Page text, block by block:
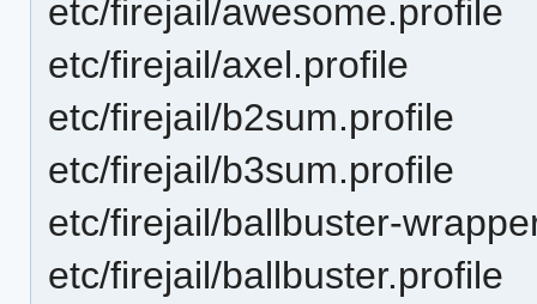
etc/firejail/awesome.profile
etc/firejail/axel.profile
etc/firejail/b2sum.profile
etc/firejail/b3sum.profile
etc/firejail/ballbuster-
etc/firejail/ballbuster.profile